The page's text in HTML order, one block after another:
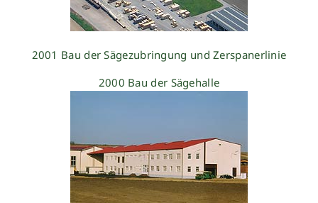
2001 Bau der Sägezubringung und Zerspanerlinie
2000 Bau der Sägehalle